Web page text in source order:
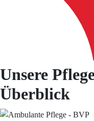
Unsere
Überblick